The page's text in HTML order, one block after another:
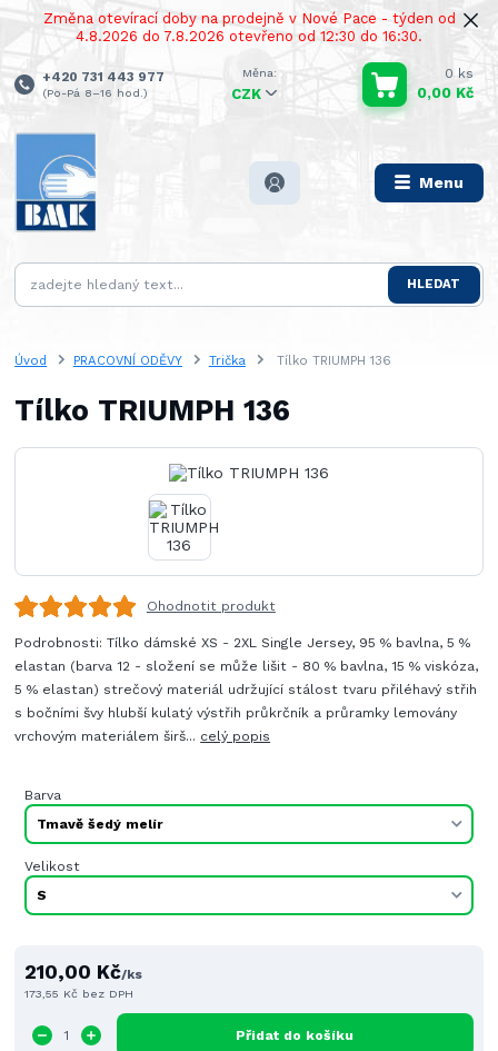
Změna otevírací doby na prodejně v Nové Pace - týden od
4.8.2026 do 7.8.2026 otevřeno od 12:30 do 16:30.
Menu
CZK
HLEDAT
+420 731 443 977
(Po-Pá 8–16 hod.)
0 ks
0,00 Kč
Úvod PRACOVNÍ ODĚVY Trička Tílko TRIUMPH 136
Tílko TRIUMPH 136
Ohodnotit produkt
Podrobnosti: Tílko dámské XS - 2XL Single Jersey, 95 % bavlna, 5 %
elastan (barva 12 - složení se může lišit - 80 % bavlna, 15 % viskóza,
5 % elastan) strečový materiál udržující stálost tvaru přiléhavý střih
s bočními švy hlubší kulatý výstřih průkrčník a průramky lemovány
vrchovým materiálem širš... celý popis
Barva
Velikost
210,00 Kč/ks
173,55 Kč bez DPH
Přidat do košíku